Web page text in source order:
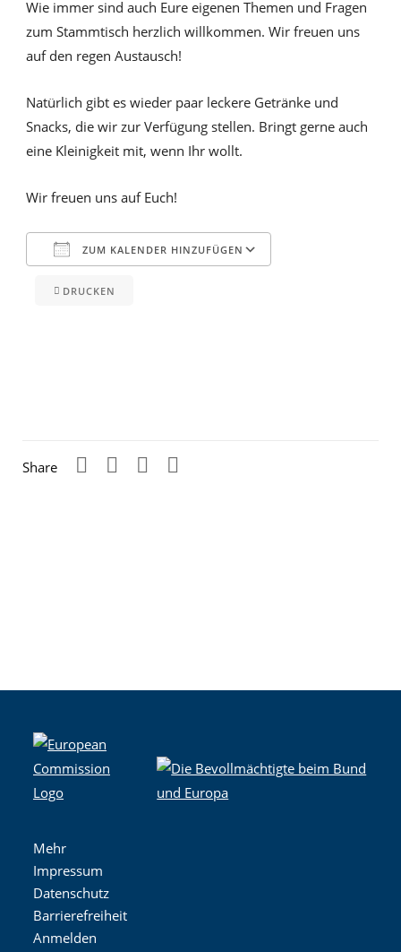
Wie immer sind auch Eure eigenen Themen und Fragen
zum Stammtisch herzlich willkommen. Wir freuen uns
auf den regen Austausch!
Natürlich gibt es wieder paar leckere Getränke und
Snacks, die wir zur Verfügung stellen. Bringt gerne auch
eine Kleinigkeit mit, wenn Ihr wollt.
Wir freuen uns auf Euch!
ZUM KALENDER HINZUFÜGEN
ICS herunterladen
Google Kalender
DRUCKEN
Share
Mehr
Impressum
Datenschutz
Barrierefreiheit
Anmelden